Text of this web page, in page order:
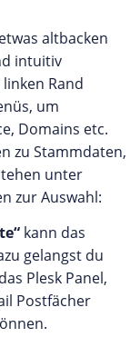
altbacken
intuitiv
Rand
um
Domains etc.
zu Stammdaten,
unter
zur Auswahl:
kann das
gelangst du
Plesk Panel,
Postfächer